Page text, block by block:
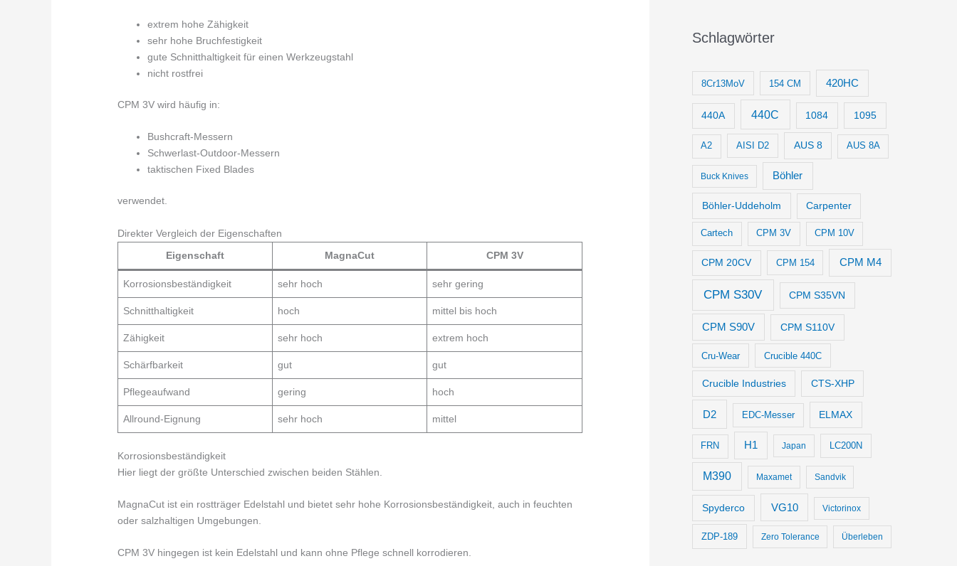
extrem hohe Zähigkeit
sehr hohe Bruchfestigkeit
gute Schnitthaltigkeit für einen Werkzeugstahl
nicht rostfrei
CPM 3V wird häufig in:
Bushcraft-Messern
Schwerlast-Outdoor-Messern
taktischen Fixed Blades
verwendet.
Direkter Vergleich der Eigenschaften
Eigenschaft
MagnaCut CPM 3V
Korrosionsbeständigkeit sehr hoch sehr gering
Schnitthaltigkeit hoch mittel bis hoch
Zähigkeit sehr hoch extrem hoch
Schärfbarkeit gut gut
Pflegeaufwand gering hoch
Allround-Eignung sehr hoch mittel
Korrosionsbeständigkeit
Hier liegt der größte Unterschied zwischen beiden Stählen.
MagnaCut ist ein rostträger Edelstahl und bietet sehr hohe Korrosionsbeständigkeit, auch in feuchten
oder salzhaltigen Umgebungen.
CPM 3V hingegen ist kein Edelstahl und kann ohne Pflege schnell korrodieren.
Schlagwörter
8Cr13MoV 154 CM 420HC
440A 440C 1084 1095
A2 AISI D2 AUS 8 AUS 8A
Buck Knives Böhler
Böhler-Uddeholm Carpenter
Cartech CPM 3V CPM 10V
CPM 20CV CPM 154 CPM M4
CPM S30V CPM S35VN
CPM S90V CPM S110V
Cru-Wear Crucible 440C
Crucible Industries CTS-XHP
D2 EDC-Messer ELMAX
FRN H1 Japan LC200N
M390 Maxamet Sandvik
Spyderco VG10 Victorinox
ZDP-189 Zero Tolerance Überleben